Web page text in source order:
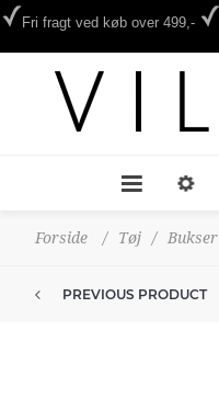
Fri fragt ved køb over 499,-
Forside / Tøj / Bukser
PREVIOUS PRODUCT